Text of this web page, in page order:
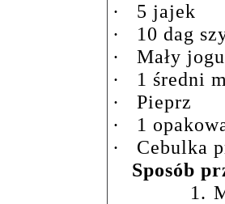
·
5 jajek
·
10 dag
·
Mały
·
1 średni
·
Pieprz
·
1
·
Cebulka
Sposób
1.